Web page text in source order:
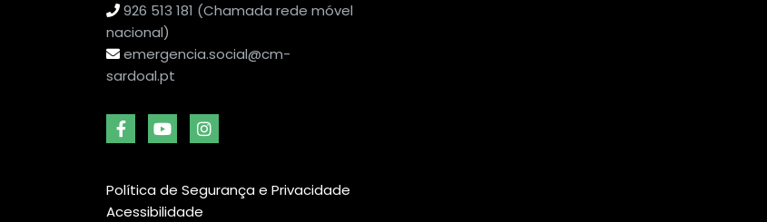
926 513 181 (Chamada rede móvel
nacional)
emergencia.social@cm-
sardoal.pt
Política de Segurança e Privacidade
Acessibilidade